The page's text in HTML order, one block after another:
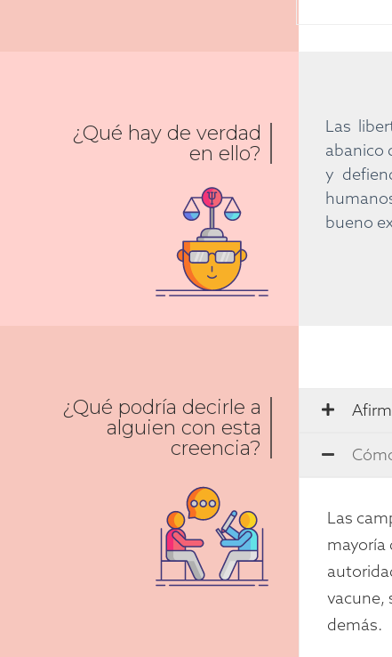
¿Qué hay de verdad
en ello?
Las
abanico
y
bueno
¿Qué podría decirle a
alguien con esta
creencia?
Las
mayoría
vacune,
demás.